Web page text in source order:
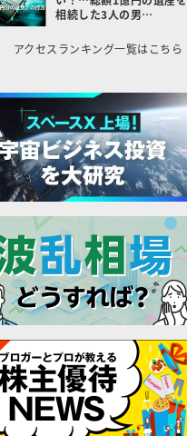
相続した3人の男…
アクセスランキング一覧はこちら